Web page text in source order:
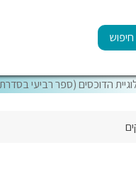
הדוכסים (ספר רביעי